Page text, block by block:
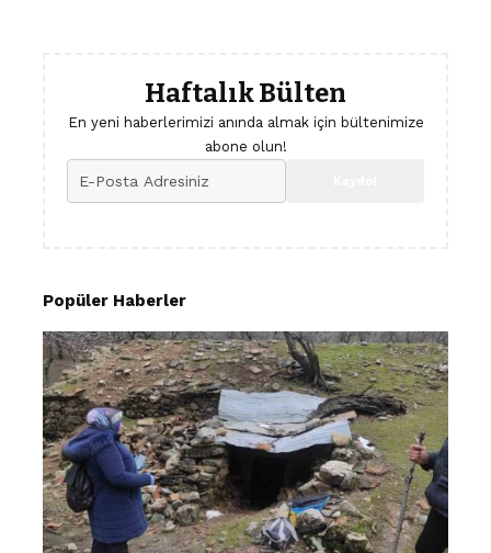
Haftalık Bülten
En yeni haberlerimizi anında almak için bültenimize
abone olun!
Popüler Haberler